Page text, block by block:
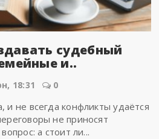
судебный
и..
18:31 0
и не всегда конфликты удаётся
не приносят
а стоит ли...